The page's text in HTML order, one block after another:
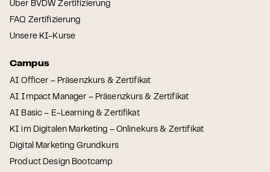
Über BVDW Zertifizierung
FAQ Zertifizierung
Unsere KI-Kurse
Campus
AI Officer – Präsenzkurs & Zertifikat
AI Impact Manager – Präsenzkurs & Zertifikat
AI Basic – E-Learning & Zertifikat
KI im Digitalen Marketing – Onlinekurs & Zertifikat
Digital Marketing Grundkurs
Product Design Bootcamp